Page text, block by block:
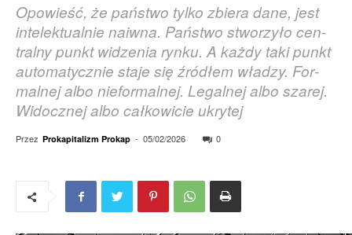
Opo­wie­ść, że pań­stwo tyl­ko zbie­ra da­ne, je­st
in­te­lek­tu­al­nie na­iw­na. Pań­stwo stwo­rzy­ło cen­
tral­ny punkt wi­dze­nia ryn­ku. A każ­dy ta­ki punkt
au­to­ma­tycz­nie sta­je się źró­dłem wła­dzy. For­
mal­nej al­bo nie­for­mal­nej. Le­gal­nej al­bo sza­rej.
Wi­docz­nej al­bo cał­ko­wi­cie ukry­tej
Przez Prokapitalizm Prokap - 05/02/2026 0